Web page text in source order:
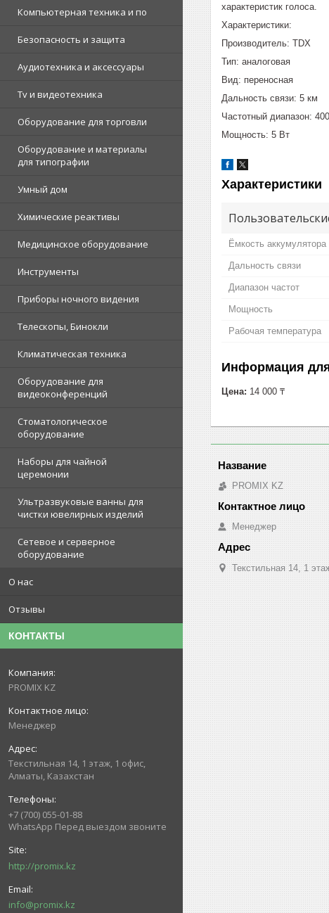
Компьютерная техника и по
Безопасность и защита
Аудиотехника и аксессуары
Tv и видеотехника
Оборудование для торговли
Оборудование и материалы
для типографии
Умный дом
Химические реактивы
Медицинское оборудование
Инструменты
Приборы ночного видения
Телескопы, Бинокли
Климатическая техника
Оборудование для
видеоконференций
Стоматологическое
оборудование
Наборы для чайной
церемонии
Ультразвуковые ванны для
чистки ювелирных изделий
Сетевое и серверное
оборудование
О нас
Отзывы
КОНТАКТЫ
PROMIX KZ
Менеджер
Текстильная 14, 1 этаж, 1 офис,
Алматы, Казахстан
+7 (700) 055-01-88
WhatsApp Перед выездом звоните
http://promix.kz
info@promix.kz
характеристик голоса.
Характеристики:
Производитель: TDX
Тип: аналоговая
Вид: переносная
Дальность связи: 5 км
Частотный диапазон:
Мощность: 5 Вт
Характеристики
Ёмкость аккумулятора
Дальность связи
Диапазон частот
Мощность
Рабочая температура
Информация для
Цена: 14 000 ₸
PROMIX KZ
Менеджер
Текстильная 14, 1